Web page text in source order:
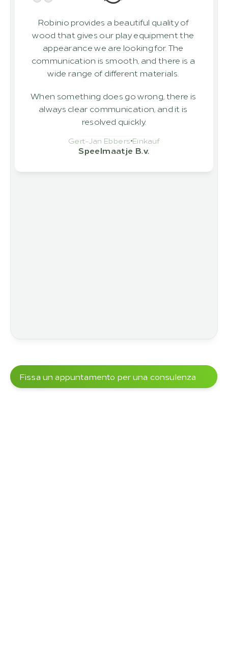
Robinio provides a beautiful quality of
wood that gives our play equipment the
appearance we are looking for. The
communication is smooth, and there is a
wide range of different materials.
When something does go wrong, there is
always clear communication, and it is
resolved quickly.
Gert-Jan Ebbers Einkauf
Speelmaatje B.v.
Fissa un appuntamento per una consulenza